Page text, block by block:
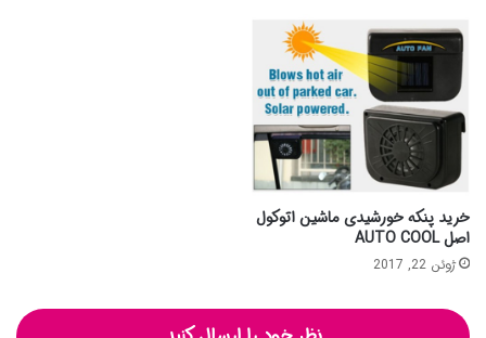
خرید پنکه خورشیدی ماشین اتوکول
اصل AUTO COOL
ژوئن 22, 2017